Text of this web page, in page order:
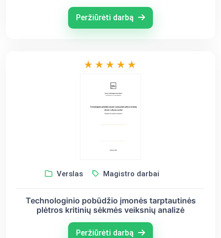
Peržiūrėti darbą
Verslas Magistro darbai
Technologinio pobūdžio įmonės tarptautinės
plėtros kritinių sėkmės veiksnių analizė
Peržiūrėti darbą